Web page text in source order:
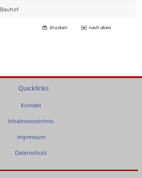
Bauhof
drucken nach oben
Quicklinks
Kontakt
Inhaltsverzeichnis
Impressum
Datenschutz